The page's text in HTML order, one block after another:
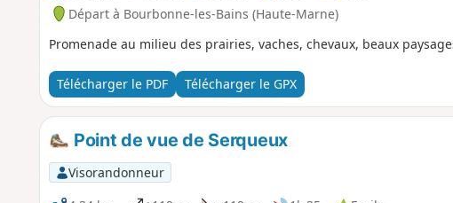
Départ à Bourbonne-les-Bains (Haute-Marne)
Promenade au milieu des prairies, vaches, chevaux, beaux
Télécharger le PDF Télécharger le GPX
Point de vue de Serqueux
Visorandonneur